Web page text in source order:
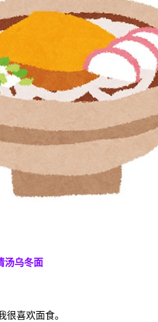
汤乌冬面
很喜欢面食。